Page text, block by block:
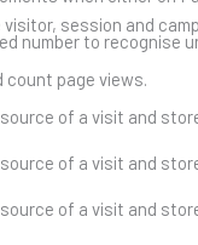
session and
number to recognise
page views.
of a visit and
of a visit and
of a visit and